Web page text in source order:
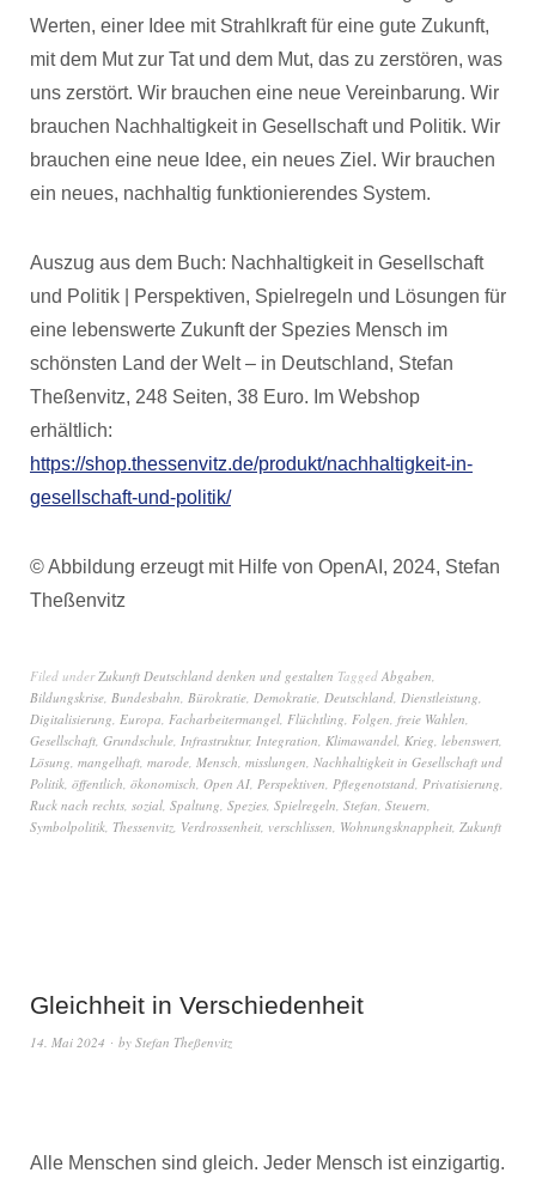
Werten, einer Idee mit Strahlkraft für eine gute Zukunft,
mit dem Mut zur Tat und dem Mut, das zu zerstören, was
uns zerstört. Wir brauchen eine neue Vereinbarung. Wir
brauchen Nachhaltigkeit in Gesellschaft und Politik. Wir
brauchen eine neue Idee, ein neues Ziel. Wir brauchen
ein neues, nachhaltig funktionierendes System.
Auszug aus dem Buch: Nachhaltigkeit in Gesellschaft
und Politik | Perspektiven, Spielregeln und Lösungen für
eine lebenswerte Zukunft der Spezies Mensch im
schönsten Land der Welt – in Deutschland, Stefan
Theßenvitz, 248 Seiten, 38 Euro. Im Webshop
erhältlich:
https://shop.thessenvitz.de/produkt/nachhaltigkeit-in-
gesellschaft-und-politik/
© Abbildung erzeugt mit Hilfe von OpenAI, 2024, Stefan
Theßenvitz
Filed underZukunft Deutschland denken und gestalten Tagged Abgaben,
Bildungskrise, Bundesbahn, Bürokratie, Demokratie, Deutschland, Dienstleistung,
Digitalisierung, Europa, Facharbeitermangel, Flüchtling, Folgen, freie Wahlen,
Gesellschaft, Grundschule, Infrastruktur, Integration, Klimawandel, Krieg, lebenswert,
Lösung, mangelhaft, marode, Mensch, misslungen, Nachhaltigkeit in Gesellschaft und
Politik, öffentlich, ökonomisch, Open AI, Perspektiven, Pflegenotstand, Privatisierung,
Ruck nach rechts, sozial, Spaltung, Spezies, Spielregeln, Stefan, Steuern,
Symbolpolitik, Thessenvitz, Verdrossenheit, verschlissen, Wohnungsknappheit, Zukunft
Gleichheit in Verschiedenheit
14. Mai 2024 by Stefan Theßenvitz
Alle Menschen sind gleich. Jeder Mensch ist einzigartig.